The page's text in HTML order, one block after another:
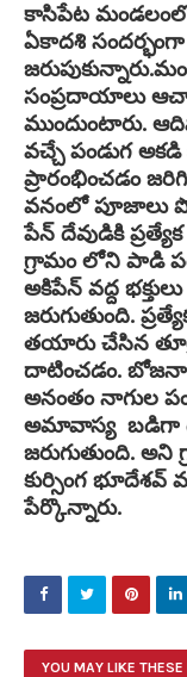
కాసిపేట
ఏకాదశి
సంప్రదాయాలు
ముందుంటారు.
వచ్చే పండుగ అకడి
ప్రారంభించడం
వనంలో పూజాలు
పేన్ దేవుడికి
గ్రామం లోని పాడి
అకిపేన్ వద్ద
జరుగుతుంది.
తయారు చేసిన
దాటించడం.
అనంతం నాగుల
అమావాస్య బడిగా
జరుగుతుంది.
కుర్సింగ భూదేశవ్
పేర్కొన్నారు.
YOU MAY LIKE THESE